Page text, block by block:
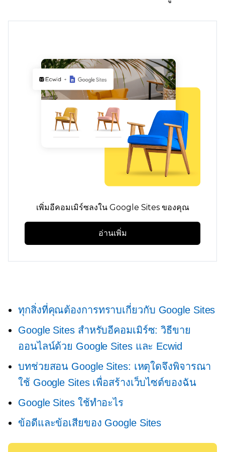
เพิ่มอีคอมเมิร์ซลงใน Google Sites ของคุณ
อ่านเพิ่ม
ทุกสิ่งที่คุณต้องการทราบเกี่ยวกับ Google Sites
Google Sites สำหรับอีคอมเมิร์ซ: วิธีขาย
ออนไลน์ด้วย Google Sites และ Ecwid
บทช่วยสอน Google Sites: เหตุใดจึงพิจารณา
ใช้ Google Sites เพื่อสร้างเว็บไซต์ของฉัน
Google Sites ใช้ทำอะไร
ข้อดีและข้อเสียของ Google Sites